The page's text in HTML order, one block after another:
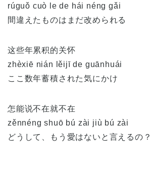
rúguǒ cuò le de hái néng gǎi
間違えたものはまだ改められる
这些年累积的关怀
zhèxiē nián lěijī de guānhuái
ここ数年蓄積された気にかけ
怎能说不在就不在
zěnnéng shuō bú zài jiù bú zài
どうして、もう愛はないと言えるの？